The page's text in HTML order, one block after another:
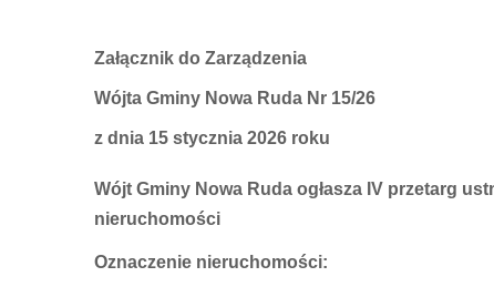
Załącznik do Zarządzenia
Wójta Gminy Nowa Ruda Nr 15/26
z dnia 15 stycznia 2026 roku
Wójt Gminy Nowa Ruda ogłasza IV przetarg
nieruchomości
Oznaczenie nieruchomości: